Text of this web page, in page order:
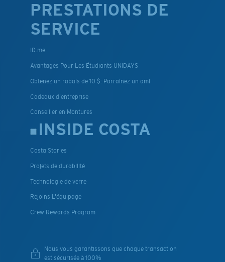
PRESTATIONS DE
SERVICE
ID.me
Avantages Pour Les Étudiants UNIDAYS
Obtenez un rabais de 10 $: Parrainez un ami
Cadeaux d'entreprise
Conseiller en Montures
INSIDE COSTA
Costa Stories
Projets de durabilité
Technologie de verre
Rejoins L'équipage
Crew Rewards Program
Nous vous garantissons que chaque transaction
est sécurisée à 100%